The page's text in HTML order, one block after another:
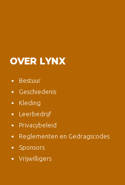
OVER LYNX
Bestuur
Geschiedenis
Kleding
Leerbedrijf
Privacybeleid
Reglementen en Gedragscodes
Sponsors
Vrijwilligers